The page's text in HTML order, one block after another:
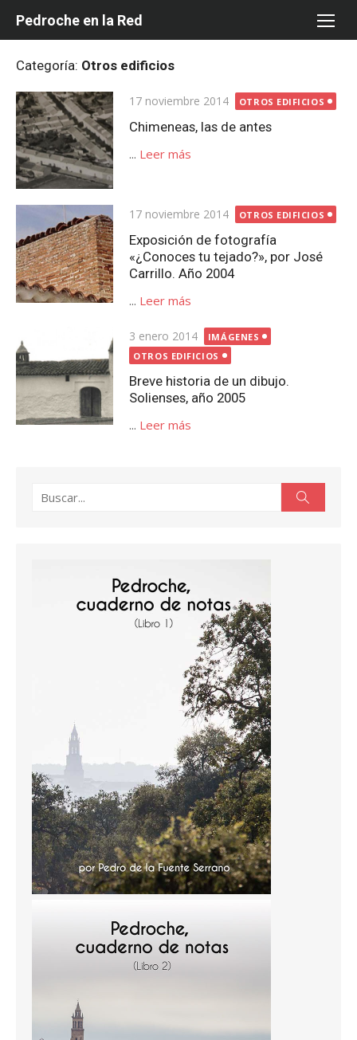
Pedroche en la Red
Categoría: Otros edificios
Publicada
el
17 noviembre 2014 OTROS EDIFICIOS
Chimeneas, las de antes
... Leer más
Publicada
el
17 noviembre 2014 OTROS EDIFICIOS
Exposición de fotografía
«¿Conoces tu tejado?», por José
Carrillo. Año 2004
... Leer más
Publicada
el
3 enero 2014
IMÁGENES
OTROS EDIFICIOS
Breve historia de un dibujo.
Solienses, año 2005
... Leer más
Buscar: